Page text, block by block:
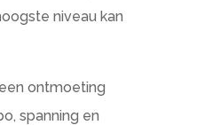
niveau kan
ontmoeting
spanning en